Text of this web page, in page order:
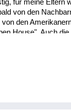
für meine Eltern
von den
den
House". Auch die
meine Mutter. Und